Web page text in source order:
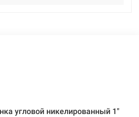
угловой никелированный 1"